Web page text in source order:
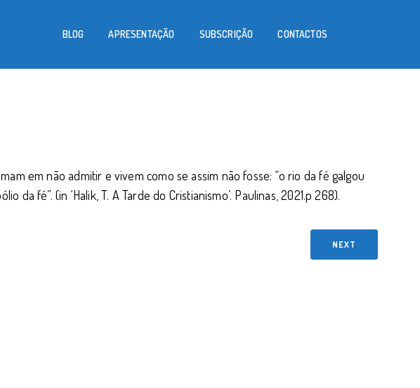
BLOG APRESENTAÇÃO SUBSCRIÇÃO CONTACTOS
em não admitir e vivem como se assim não fosse: “o rio da fé galgou
da fé”. (in ‘Halik, T. A Tarde do Cristianismo’. Paulinas, 2021.p 268).
NEXT